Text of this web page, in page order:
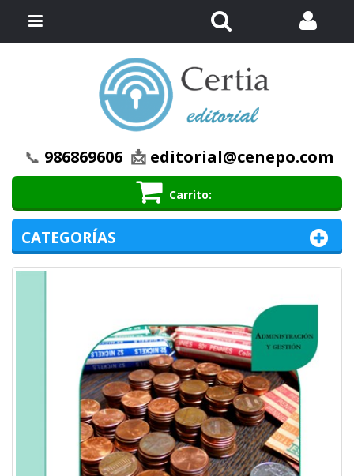
📞 986869606 📩 editorial@cenepo.com
Carrito
Menú
CATEGORÍAS